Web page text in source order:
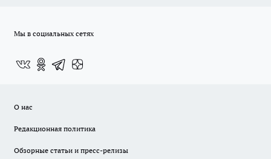
Мы в социальных сетях
О нас
Редакционная политика
Обзорные статьи и пресс-релизы